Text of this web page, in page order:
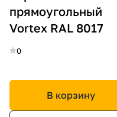
прямоугольный
Vortex RAL 8017
0
В корзину